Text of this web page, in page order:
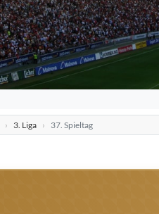
3. Liga 37. Spieltag